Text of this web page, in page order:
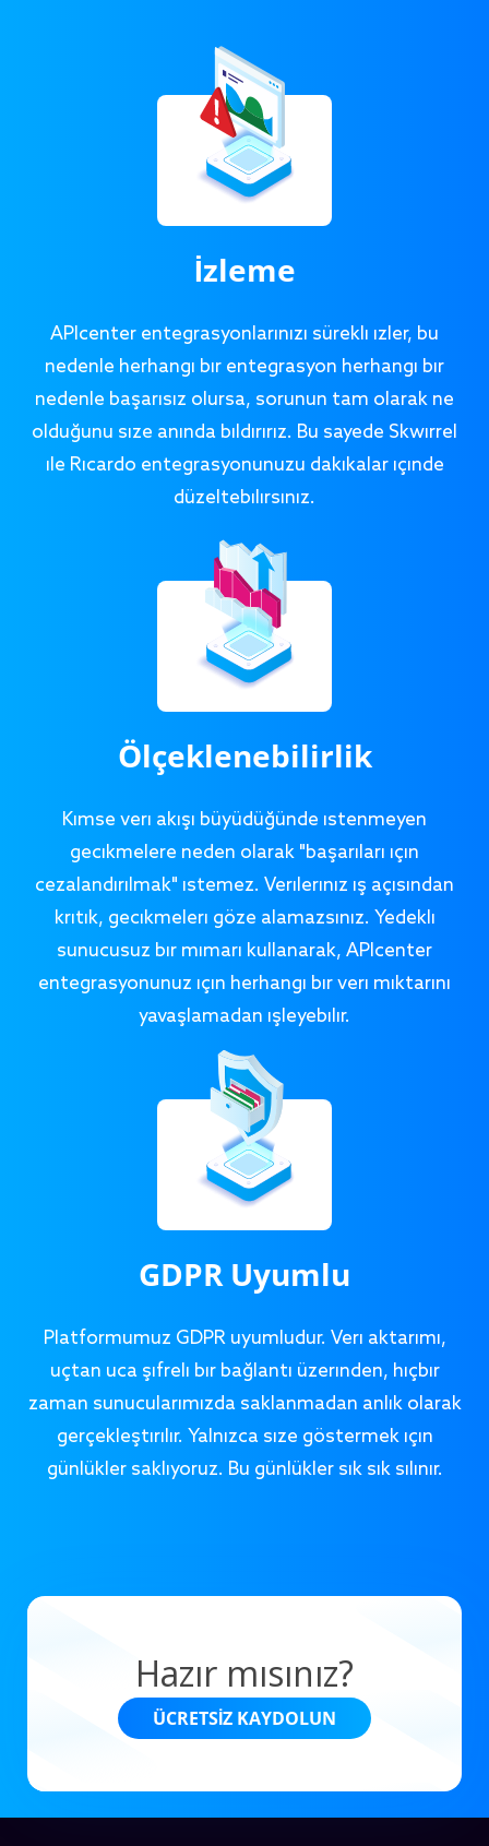
İzleme
APIcenter entegrasyonlarınızı sürekli izler, bu
nedenle herhangi bir entegrasyon herhangi bir
nedenle başarısız olursa, sorunun tam olarak ne
olduğunu size anında bildiririz. Bu sayede Skwirrel
ile Ricardo entegrasyonunuzu dakikalar içinde
düzeltebilirsiniz.
Ölçeklenebilirlik
Kimse veri akışı büyüdüğünde istenmeyen
gecikmelere neden olarak "başarıları için
cezalandırılmak" istemez. Verileriniz iş açısından
kritik, gecikmeleri göze alamazsınız. Yedekli
sunucusuz bir mimari kullanarak, APIcenter
entegrasyonunuz için herhangi bir veri miktarını
yavaşlamadan işleyebilir.
GDPR Uyumlu
Platformumuz GDPR uyumludur. Veri aktarımı,
uçtan uca şifreli bir bağlantı üzerinden, hiçbir
zaman sunucularımızda saklanmadan anlık olarak
gerçekleştirilir. Yalnızca size göstermek için
günlükler saklıyoruz. Bu günlükler sık sık silinir.
Hazır mısınız?
ÜCRETSIZ KAYDOLUN